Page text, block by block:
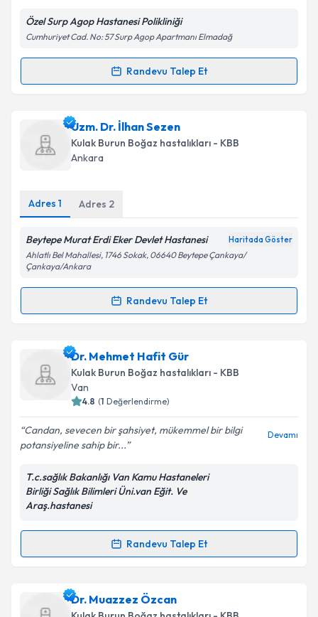
Kişisel verilerimin işlenmesine ilişkin
Metni'ni okudum ve kişisel verilerimin belirtilen
Takvim Talebini Gönder
Özel Surp Agop Hastanesi Polikliniği
Cumhuriyet Cad. No: 57 Surp Agop Apartmanı Elmadağ
Randevu Talep Et
Randevu Takvimi Talebi
Op. Dr. Füsun Uygur için randevu takvimi talebi
oluşturun. Size bu uzmandan randevu almanız için bir
takvim hazırlandığında e-posta ile bilgilendireceğiz.
Kişisel verilerimin işlenmesine ilişkinAydınlatma
Metni
Uzm. Dr. İlhan Sezen
Kulak Burun Boğaz hastalıkları - KBB
Ankara
Adres 1 Adres 2
Beytepe Murat Erdi Eker Devlet Hastanesi Haritada Göster
Ahlatlı Bel Mahallesi, 1746 Sokak, 06640 Beytepe Çankaya/
Çankaya/Ankara
Randevu Talep Et
Randevu Takvimi Talebi
Uzm. Dr. İlhan Sezeniçin randevu takvimi talebi
oluşturun. Size bu uzmandan randevu almanız için bir
takvim hazırlandığında e-posta ile bilgilendireceğiz.
Kişisel verilerimin işlenmesine ilişkin
Metni'ni okudum ve kişisel verilerimin belirtilen
kapsamda işlenmesini kabul ediyorum.
Takvim Talebini Gönder
Dr. Mehmet Hafit Gür
Kulak Burun Boğaz hastalıkları - KBB
Van
4.8 (1 Değerlendirme)
Candan, sevecen bir şahsiyet, mükemmel bir bilgi
potansiyeline sahip bir...
Devamı
T.c.sağlık Bakanlığı Van Kamu Hastaneleri
Birliği Sağlık Bilimleri Üni.van Eğit. Ve
Araş.hastanesi
Randevu Talep Et
Randevu Takvimi Talebi
Dr. Mehmet Hafit Güriçin randevu takvimi talebi
oluşturun. Size bu uzmandan randevu almanız için bir
Dr. Muazzez Özcan